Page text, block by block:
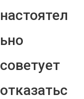
настоятел
ьно
советует
отказатьс